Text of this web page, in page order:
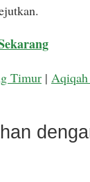
Timur | Aqiqah